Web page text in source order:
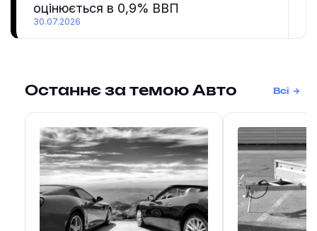
оцінюється в 0,9% ВВП
30.07.2026
Останнє за темою Авто Всі